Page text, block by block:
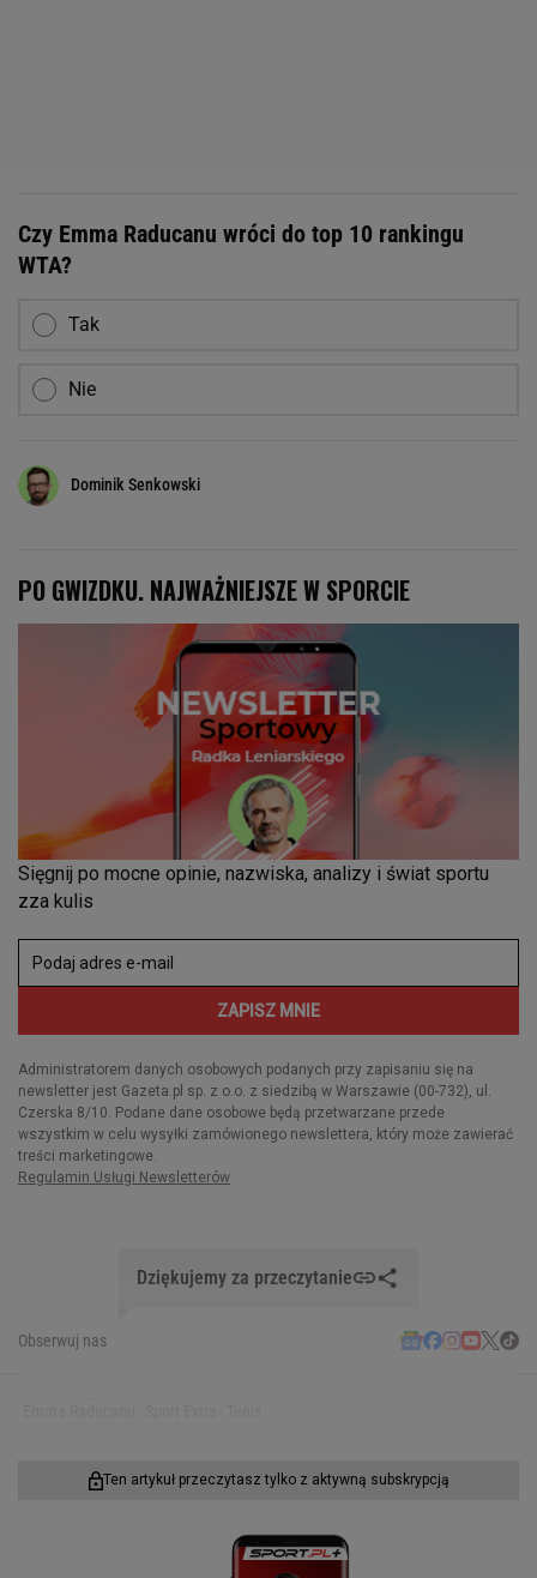
Czy Emma Raducanu wróci do top 10 rankingu
WTA?
Tak
Nie
Dominik Senkowski
Dziękujemy za przeczytanie
Obserwuj nas